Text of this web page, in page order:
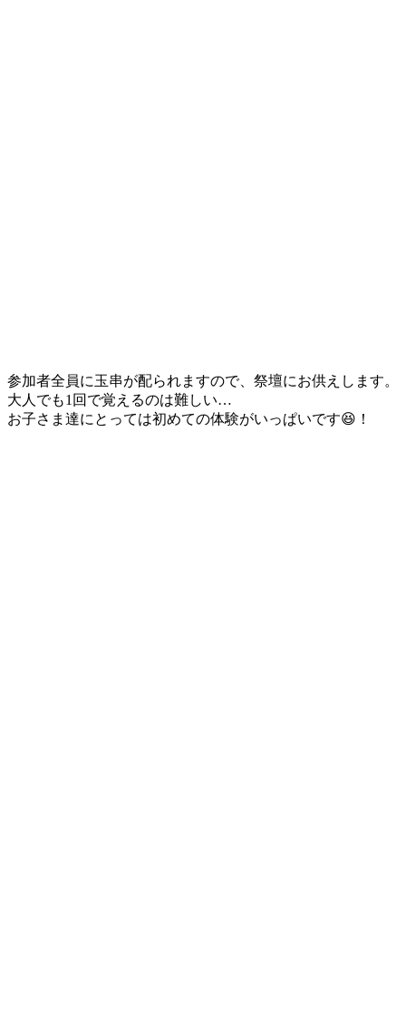
参加者全員に玉串が配られますので、祭壇にお供えします。
大人でも1回で覚えるのは難しい…
お子さま達にとっては初めての体験がいっぱいです😆！